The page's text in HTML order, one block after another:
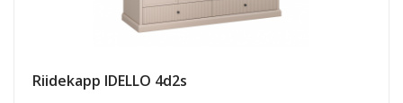
Riidekapp IDELLO 4d2s